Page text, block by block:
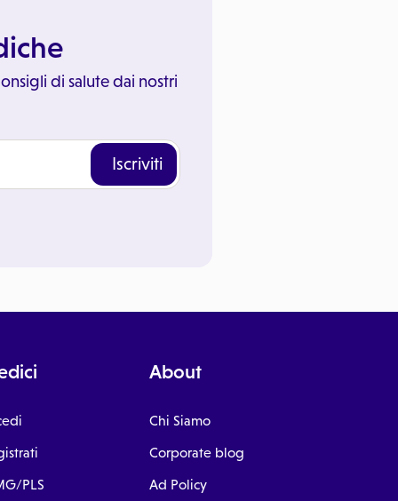
di salute dai nostri
Iscriviti
PLS
About
Chi Siamo
Corporate blog
Ad Policy